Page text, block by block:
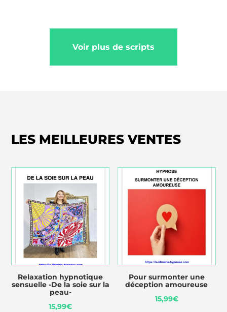
Voir plus de scripts
LES MEILLEURES VENTES
Relaxation hypnotique
sensuelle -De la soie sur la
peau-
15,99€
Pour surmonter une
déception amoureuse
15,99€